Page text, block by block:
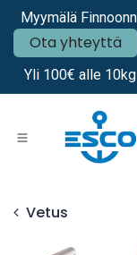
Siirry sisältöön
Myymälä
Ota yhteyttä
Yli 100€ alle
Vetus